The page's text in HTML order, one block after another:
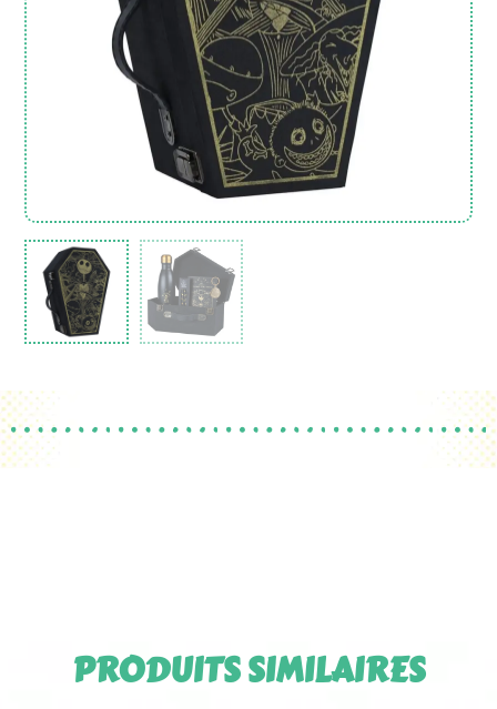
PRODUITS SIMILAIRES